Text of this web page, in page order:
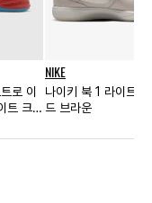
로 이
트 크림
NIKE
나이키 북 1 라이트
드 브라운